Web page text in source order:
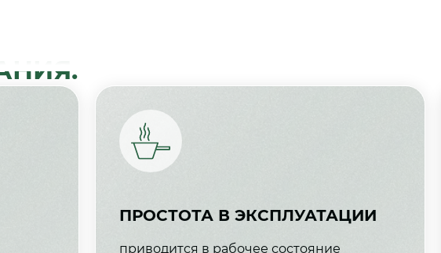
ПРОСТОТА В ЭКСПЛУАТАЦИИ
приводится в рабочее состояние